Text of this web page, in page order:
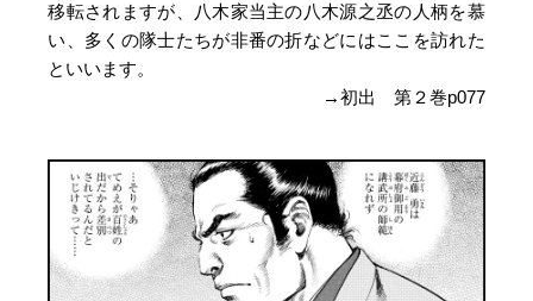
移転されますが、八木家当主の八木源之丞の人柄を慕
い、多くの隊士たちが非番の折などにはここを訪れた
といいます。
→初出 第２巻p077